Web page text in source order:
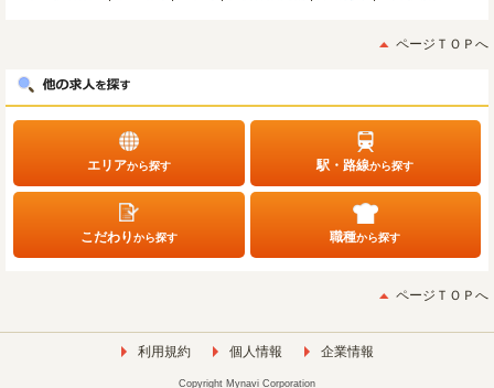
ページＴＯＰへ
エリアから探す 駅・路線から探す
こだわりから探す 職種から探す
ページＴＯＰへ
利用規約 個人情報 企業情報
Copyright Mynavi Corporation